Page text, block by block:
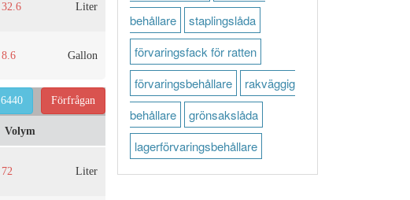
32.6 Liter
8.6 Gallon
Förfrågan
6440
Volym
72 Liter
behållare
staplingslåda
förvaringsfack för ratten
förvaringsbehållare
rakväggig
behållare
grönsakslåda
lagerförvaringsbehållare